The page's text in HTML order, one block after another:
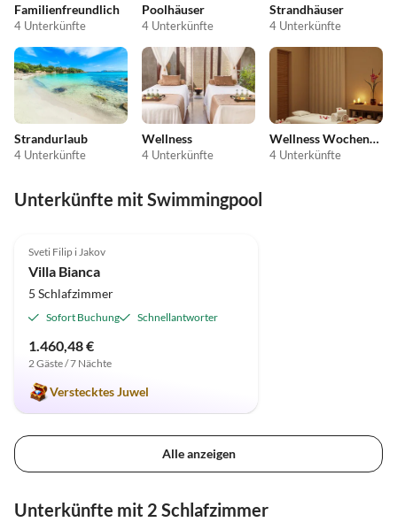
Familienfreundlich
4 Unterkünfte
Poolhäuser
4 Unterkünfte
Strandhäuser
4 Unterkünfte
Strandurlaub
4 Unterkünfte
Wellness
4 Unterkünfte
Wellness Wochenende
4 Unterkünfte
Unterkünfte mit Swimmingpool
Sveti Filip i Jakov
Villa Bianca
5 Schlafzimmer
Sofort Buchung Schnellantworter
1.460,48 €
2 Gäste / 7 Nächte
Verstecktes Juwel
Alle anzeigen
Unterkünfte mit 2 Schlafzimmer